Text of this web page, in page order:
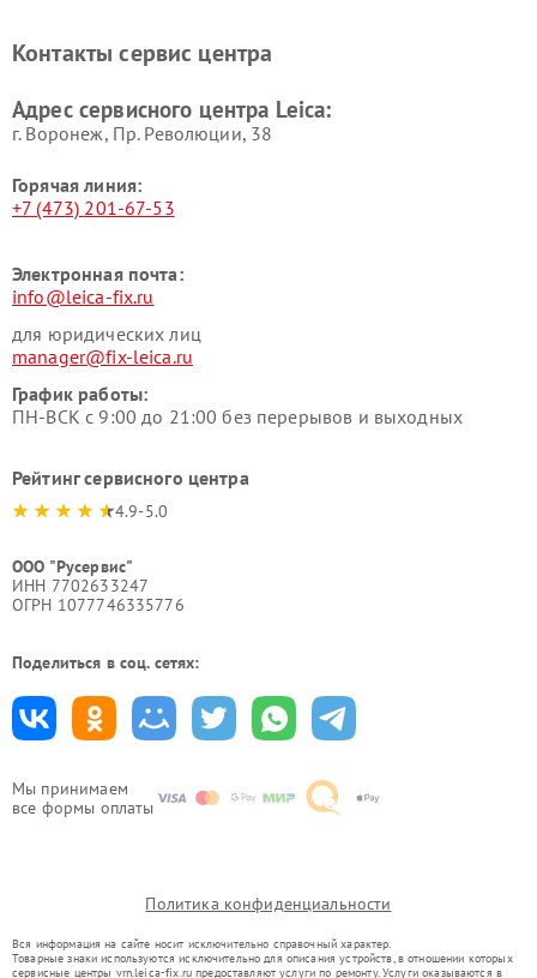
Мы принимаем
все формы оплаты
Контакты сервис центра
Адрес сервисного центра Leica:
г. Воронеж, Пр. Революции, 38
Горячая линия:
+7 (473) 201-67-53
Электронная почта:
info@leica-fix.ru
для юридических лиц
manager@fix-leica.ru
График работы:
ПН-ВСК с 9:00 до 21:00 без перерывов и выходных
Рейтинг сервисного центра
4.9-5.0
ООО "Русервис"
ИНН 7702633247
ОГРН 1077746335776
Поделиться в соц. сетях:
Политика конфиденциальности
Вся информация на сайте носит исключительно справочный характер.
Товарные знаки используются исключительно для описания устройств, в отношении которых
сервисные центры vrn.leica-fix.ru предоставляют услуги по ремонту. Услуги оказываются в